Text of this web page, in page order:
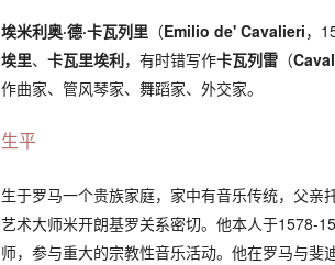
埃米利奥·德·卡瓦列里 （Emilio de' Cavalieri，
埃里、 卡瓦里埃利，有时错写作卡瓦列雷 （
作曲家、管风琴家、舞蹈家、外交家。
生平
生于罗马一个贵族家庭，家中有音乐传统，父亲
艺术大师米开朗基罗关系密切。他本人于1578-
师，参与重大的宗教性音乐活动。他在罗马与斐